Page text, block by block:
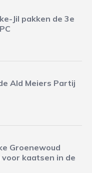
Jil pakken de 3e
Ald Meiers Partij
Groenewoud
kaatsen in de